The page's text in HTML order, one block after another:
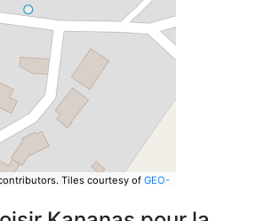
Tiles courtesy of GEO-